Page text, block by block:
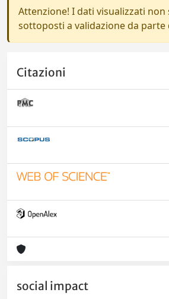
Attenzione! I dati visualizzati non
sottoposti a validazione da parte
Citazioni
social impact